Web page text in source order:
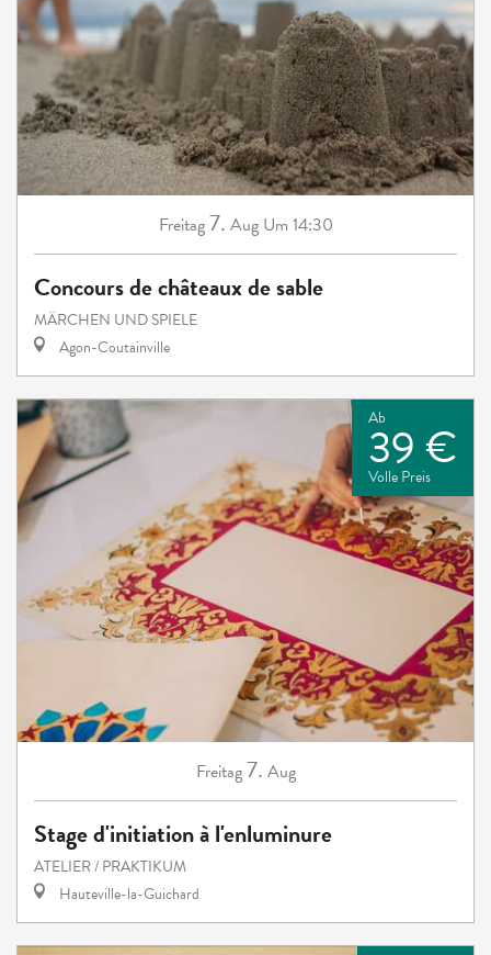
Freitag7. Aug Um 14:30
Concours de châteaux de sable
MÄRCHEN UND SPIELE
Agon-Coutainville
Ab
39 €
Volle Preis
Freitag7. Aug
Stage d'initiation à l'enluminure
ATELIER / PRAKTIKUM
Hauteville-la-Guichard